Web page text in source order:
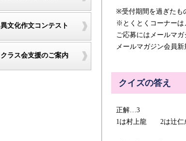
異文化作文コンテスト
クラス会支援のご案内
※受付期間を過ぎたも
※とくとくコーナーは
ご応募にはメールマ
メールマガジン会員新
クイズの答え
正解…3
1は村上龍 2は辻